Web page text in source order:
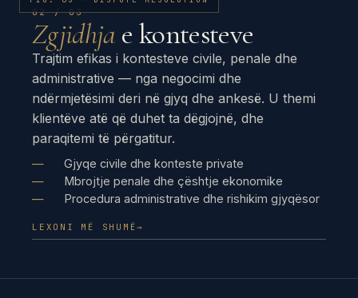
02 / 03
Zgjidhja e kontesteve
Trajtim efikas i kontesteve civile, penale dhe
administrative — nga negocimi dhe
ndërmjetësimi deri në gjyq dhe ankesë. U themi
klientëve atë që duhet ta dëgjojnë, dhe
paraqitemi të përgatitur.
Gjyqe civile dhe konteste private
Mbrojtje penale dhe çështje ekonomike
Procedura administrative dhe rishikim gjyqësor
LEXONI MË SHUMË→